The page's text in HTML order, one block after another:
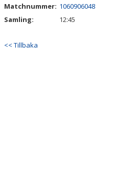
Matchnummer: 1060906048
Samling:
12:45
<< Tillbaka